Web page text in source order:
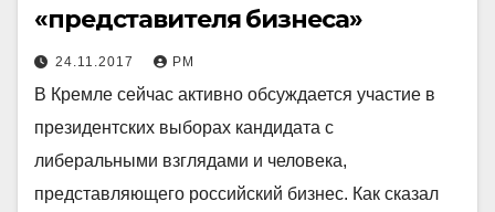
«представителя бизнеса»
24.11.2017 РМ
В Кремле сейчас активно обсуждается участие в
президентских выборах кандидата с
либеральными взглядами и человека,
представляющего российский бизнес. Как сказал